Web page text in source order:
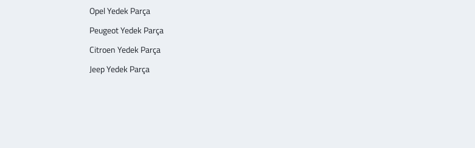
Opel Yedek Parça
Peugeot Yedek Parça
Citroen Yedek Parça
Jeep Yedek Parça